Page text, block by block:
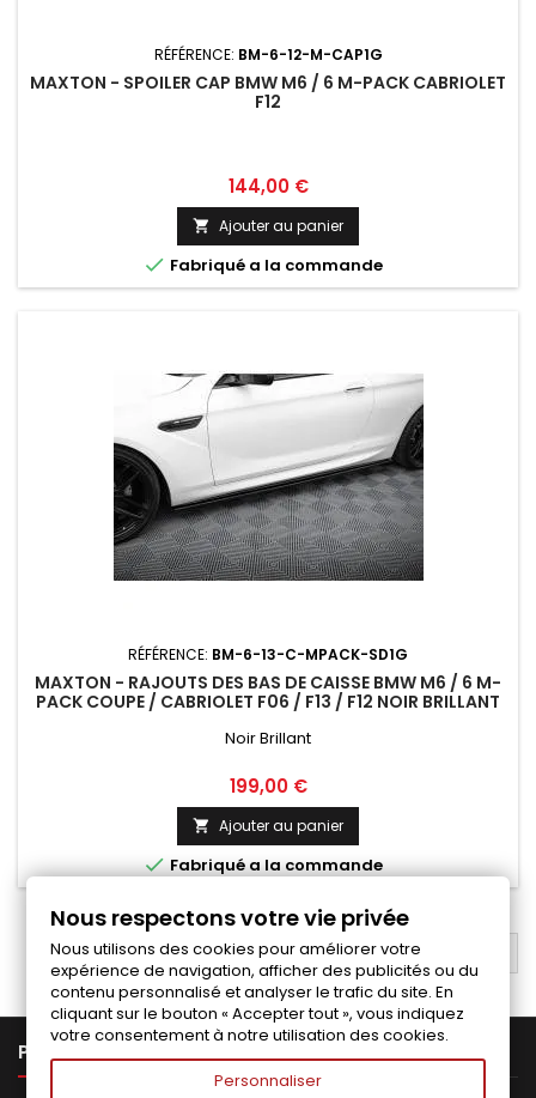
RÉFÉRENCE: BM-6-12-M-CAP1G
MAXTON - SPOILER CAP BMW M6 / 6 M-PACK CABRIOLET
F12
Prix
144,00 €
 Ajouter au panier
 Fabriqué a la commande
RÉFÉRENCE: BM-6-13-C-MPACK-SD1G
MAXTON - RAJOUTS DES BAS DE CAISSE BMW M6 / 6 M-
PACK COUPE / CABRIOLET F06 / F13 / F12 NOIR BRILLANT
Noir Brillant
Prix
199,00 €
 Ajouter au panier
Fabriqué a la commande
RETOUR EN HAUT
PRODUITS
Nous respectons votre vie privée
Nous utilisons des cookies pour améliorer votre
expérience de navigation, afficher des publicités ou du
contenu personnalisé et analyser le trafic du site. En
cliquant sur le bouton « Accepter tout », vous indiquez
votre consentement à notre utilisation des cookies.
Personnaliser